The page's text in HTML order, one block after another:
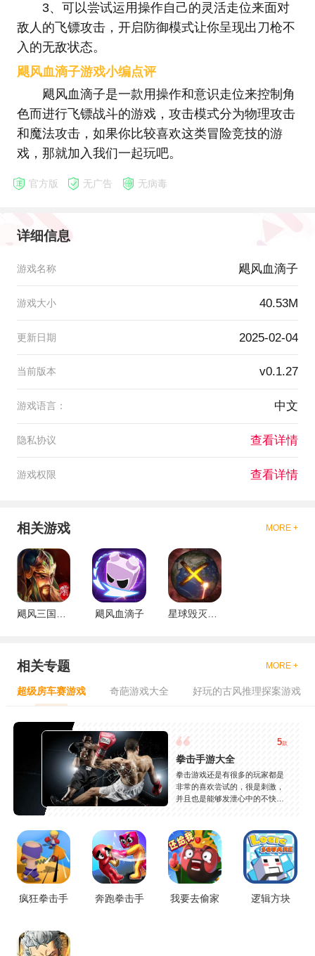
3、可以尝试运用操作自己的灵活走位来面对
敌人的飞镖攻击，开启防御模式让你呈现出刀枪不
入的无敌状态。
飓风血滴子游戏小编点评
飓风血滴子是一款用操作和意识走位来控制角
色而进行飞镖战斗的游戏，攻击模式分为物理攻击
和魔法攻击，如果你比较喜欢这类冒险竞技的游
戏，那就加入我们一起玩吧。
官方版 无广告 无病毒
详细信息
游戏名称 飓风血滴子
游戏大小 40.53M
更新日期 2025-02-04
当前版本 v0.1.27
游戏语言： 中文
隐私协议 查看详情
游戏权限 查看详情
相关游戏 MORE +
飓风血滴子 星球毁灭模拟器2
相关专题 MORE +
超级房车赛游戏 奇葩游戏大全 好玩的古风推理探案游戏
5款
拳击手游大全
拳击游戏还是有很多的玩家都是
非常的喜欢尝试的，很是刺激，
并且也是能够发泄心中的不快
是一些格斗的游戏，其实是非常
的有趣，也是相当的刺激的，游
戏中是有一些不同的场景都是能
够去进行体验的，我们也是能够
去刺激的进行对战的，小编现在
就是收集了一些有意思的拳击游
疯狂拳击手 奔跑拳击手 我要去偷家 逻辑方块